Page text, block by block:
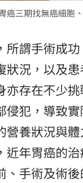
癌三期找無癌細胞
謂手術成
況，以及
亦存在不少
侵犯，導致
營養狀況與
近年胃癌的
手術及術